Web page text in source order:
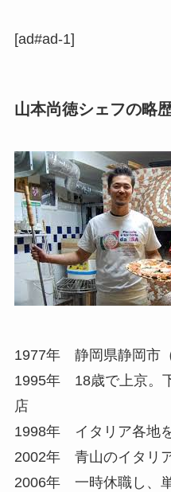
[ad#ad-1]
山本尚徳シェフの略
1977年 静岡県静岡市
1995年 18歳で上京。
店
1998年 イタリア各地
2002年 青山のイタリ
2006年 一時休職し、